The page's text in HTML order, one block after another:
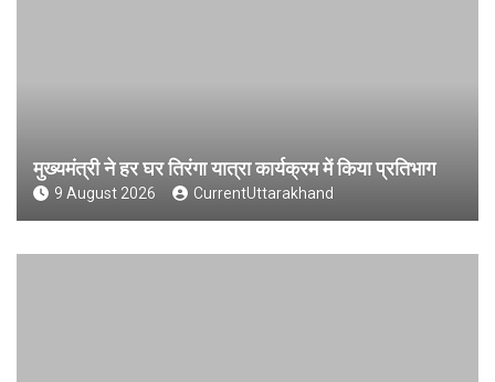
मुख्यमंत्री ने हर घर तिरंगा यात्रा कार्यक्रम में किया प्रतिभाग
9 August 2026 CurrentUttarakhand